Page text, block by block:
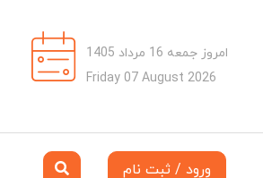
امروز جمعه 16 مرداد 1405
Friday 07 August 2026
ورود / ثبت نام